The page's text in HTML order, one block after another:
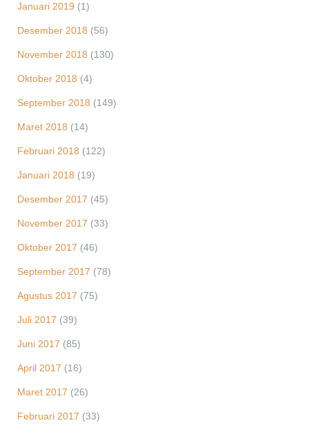
Januari 2019 (1)
Desember 2018 (56)
November 2018 (130)
Oktober 2018 (4)
September 2018 (149)
Maret 2018 (14)
Februari 2018 (122)
Januari 2018 (19)
Desember 2017 (45)
November 2017 (33)
Oktober 2017 (46)
September 2017 (78)
Agustus 2017 (75)
Juli 2017 (39)
Juni 2017 (85)
April 2017 (16)
Maret 2017 (26)
Februari 2017 (33)